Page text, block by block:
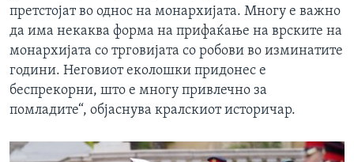
претстојат во однос на монархијата. Многу е важно
да има некаква форма на прифаќање на врските на
монархијата со трговијата со робови во изминатите
години. Неговиот еколошки придонес е
беспрекорни, што е многу привлечно за
помладите“, објаснува кралскиот историчар.